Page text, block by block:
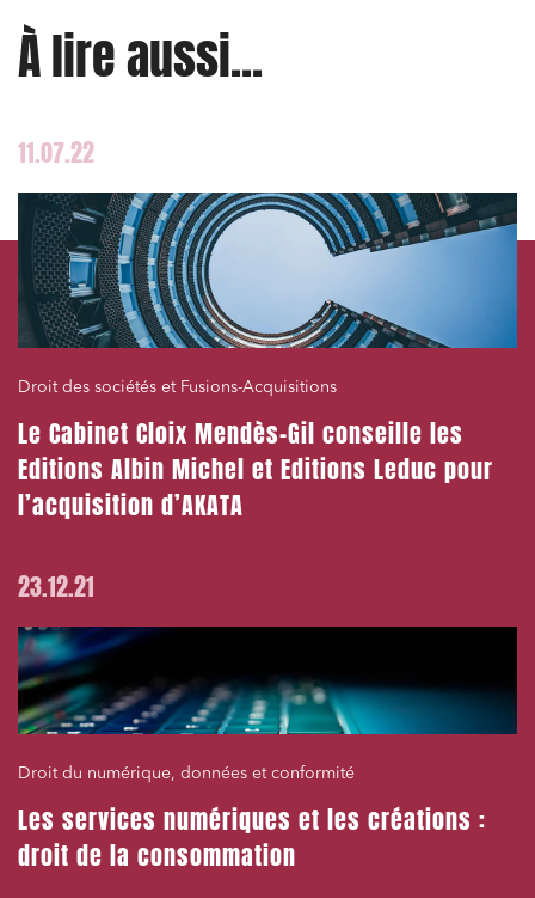
À lire aussi...
11.07.22
Droit des sociétés et Fusions-Acquisitions
Le Cabinet Cloix Mendès-Gil conseille les
Editions Albin Michel et Editions Leduc pour
l’acquisition d’AKATA
23.12.21
Droit du numérique, données et conformité
Les services numériques et les créations :
droit de la consommation